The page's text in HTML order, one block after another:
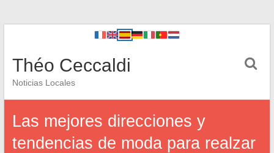
Théo Ceccaldi
Noticias Locales
Las mejores direcciones y
tendencias de moda para realzar